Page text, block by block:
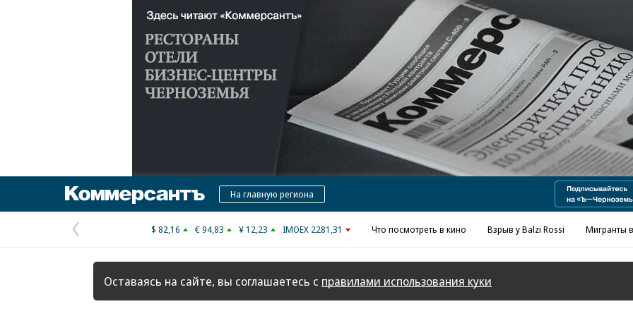
Реклама в «Ъ» www.kommersant.ru/ad
КоммерсантъНа главную региона
Предыдущая
страница
$ 82,16 € 94,83 ¥ 12,23 IMOEX 2281,31 Что посмотреть в кино Взрыв у Balzi Rossi Мигранты
Оставаясь на сайте, вы соглашаетесь с правилами использования куки